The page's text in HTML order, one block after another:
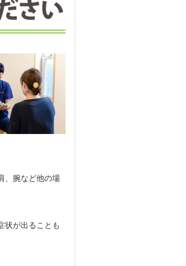
、腕など他の場
状が出ることも